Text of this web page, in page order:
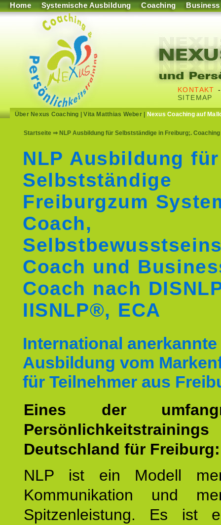
Home Systemische Ausbildung Coaching Business
KONTAKT
SITEMAP
Über Nexus Coaching |Vita Matthias Weber| Nexus Coaching auf
Startseite ⇒ NLP Ausbildung für Selbstständige in Freiburg;.
NLP Ausbildung für
Selbstständige
Freiburgzum
Coach,
Coach und
Coach nach
IISNLP®, ECA
International
Ausbildung vom
für Teilnehmer aus
Eines der
Deutschland für Freiburg:
NLP ist ein Modell
Kommunikation und
Spitzenleistung. Es ist